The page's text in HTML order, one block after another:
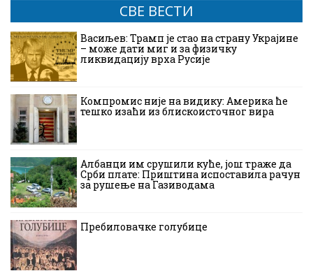
СВЕ ВЕСТИ
Васиљев: Трамп је стао на страну Украјине
– може дати миг и за физичку
ликвидацију врха Русије
Компромис није на видику: Америка ће
тешко изаћи из блискоисточног вира
Албанци им срушили куће, још траже да
Срби плате: Приштина испоставила рачун
за рушење на Газиводама
Пребиловачке голубице